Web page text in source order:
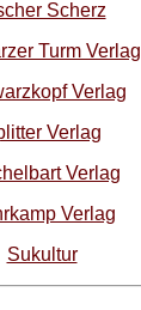
Scherz
Turm Verlag
Verlag
Verlag
Verlag
Verlag
Sukultur